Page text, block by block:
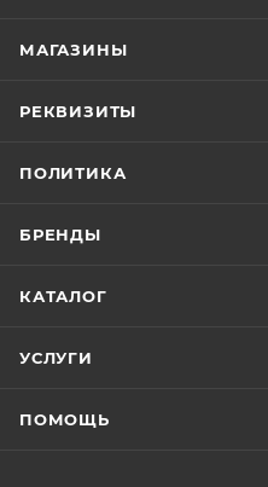
МАГАЗИНЫ
РЕКВИЗИТЫ
ПОЛИТИКА
БРЕНДЫ
КАТАЛОГ
УСЛУГИ
ПОМОЩЬ